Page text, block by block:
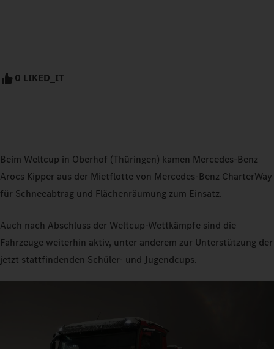
0 LIKED_IT
Beim Weltcup in Oberhof (Thüringen) kamen Mercedes‑Benz
Arocs Kipper aus der Mietflotte von Mercedes‑Benz CharterWay
für Schneeabtrag und Flächenräumung zum Einsatz.
Auch nach Abschluss der Weltcup-Wettkämpfe sind die
Fahrzeuge weiterhin aktiv, unter anderem zur Unterstützung der
jetzt stattfindenden Schüler- und Jugendcups.